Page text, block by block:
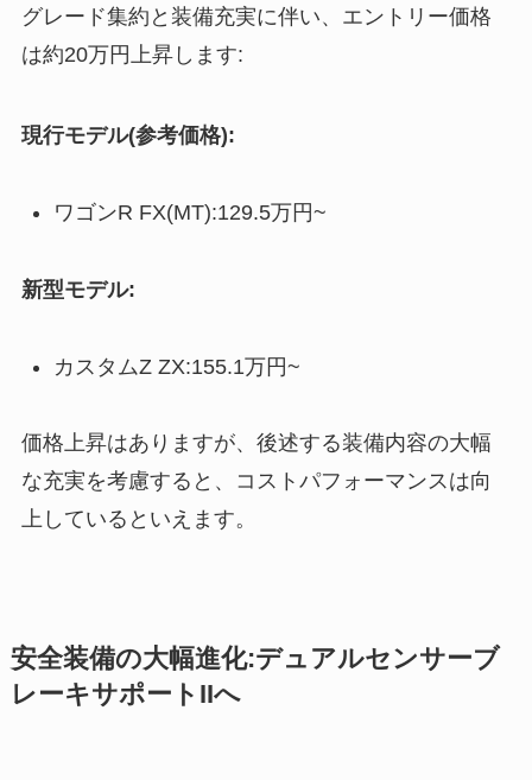
グレード集約と装備充実に伴い、エントリー価格
は約20万円上昇します:
現行モデル(参考価格):
ワゴンR FX(MT):129.5万円~
新型モデル:
カスタムZ ZX:155.1万円~
価格上昇はありますが、後述する装備内容の大幅
な充実を考慮すると、コストパフォーマンスは向
上しているといえます。
安全装備の大幅進化:デュアルセンサーブ
レーキサポートIIへ